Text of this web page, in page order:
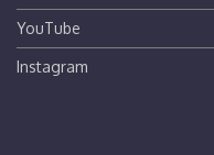
YouTube
Instagram